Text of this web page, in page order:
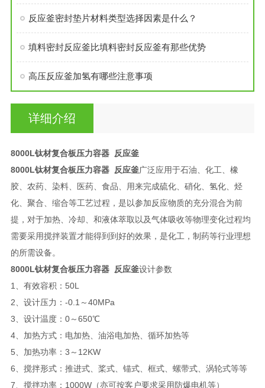
反应釜密封垫片材料类型选择因素是什么？
填料密封反应釜比填料密封反应釜有那些优势
高压反应釜加氢有哪些注意事项
详细介绍
8000L钛材复合板压力容器 反应釜
8000L钛材复合板压力容器 反应釜广泛应用于石油、化工、橡
胶、农药、染料、医药、食品、用来完成硫化、硝化、氢化、烃
化、聚合、缩合等工艺过程，是以参加反应物质的充分混合为前
提，对于加热、冷却、和液体萃取以及气体吸收等物理变化过程均
需要采用搅拌装置才能得到到好的效果，是化工，制药等行业理想
的所需设备。
8000L钛材复合板压力容器 反应釜设计参数
1、有效容积：50L
2、设计压力：-0.1～40MPa
3、设计温度：0～650℃
4、加热方式：电加热、油浴电加热、循环加热等
5、加热功率：3～12KW
6、搅拌形式：推进式、桨式、锚式、框式、螺带式、涡轮式等等
7、搅拌功率：1000W（亦可按客户要求采用防爆电机等）